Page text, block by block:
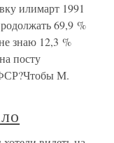
илимарт 1991
69,9 %
знаю 12,3 %
посту
М.